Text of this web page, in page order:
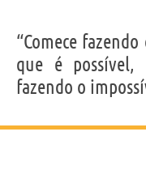
“Comece
que é possível,
fazendo o